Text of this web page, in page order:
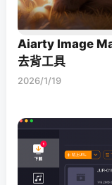
Aiarty Image
去背工具
2026/1/19